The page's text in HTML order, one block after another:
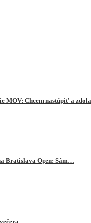
MOV: Chcem nastúpiť a
Bratislava Open: Sám…
večera…